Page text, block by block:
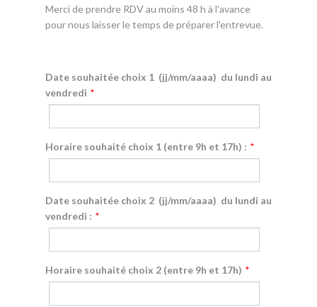
Merci de prendre RDV au moins 48 h à l'avance
pour nous laisser le temps de préparer l'entrevue.
Date souhaitée choix 1 (jj/mm/aaaa) du lundi au
vendredi *
Horaire souhaité choix 1 (entre 9h et 17h) : *
Date souhaitée choix 2 (jj/mm/aaaa) du lundi au
vendredi : *
Horaire souhaité choix 2 (entre 9h et 17h) *